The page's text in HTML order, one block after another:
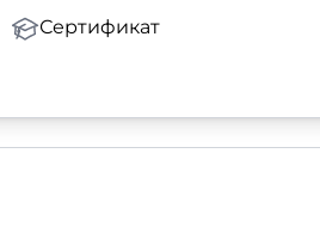
Сертификат